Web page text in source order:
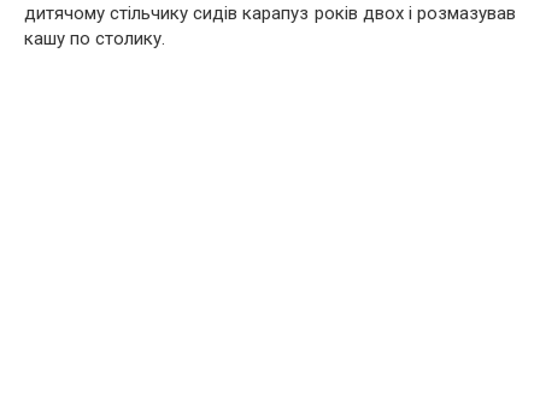
дитячому стільчику сидів карапуз років двох і розмазував
кашу по столику.